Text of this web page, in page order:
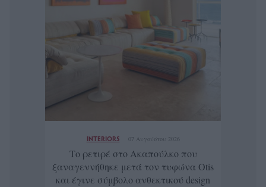
INTERIORS 07 Αυγούστου 2026
Το ρετιρέ στο Ακαπούλκο που
ξαναγεννήθηκε μετά τον τυφώνα Otis
και έγινε σύμβολο ανθεκτικού design